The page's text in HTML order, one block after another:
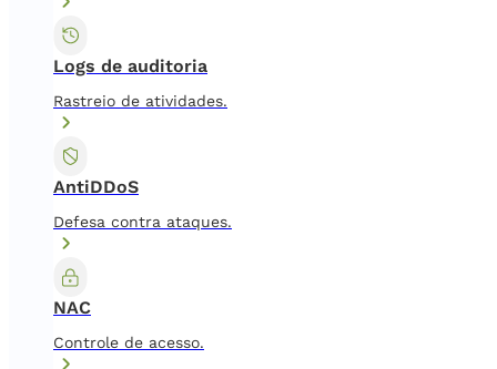
Logs de auditoria
Rastreio de atividades.
AntiDDoS
Defesa contra ataques.
NAC
Controle de acesso.